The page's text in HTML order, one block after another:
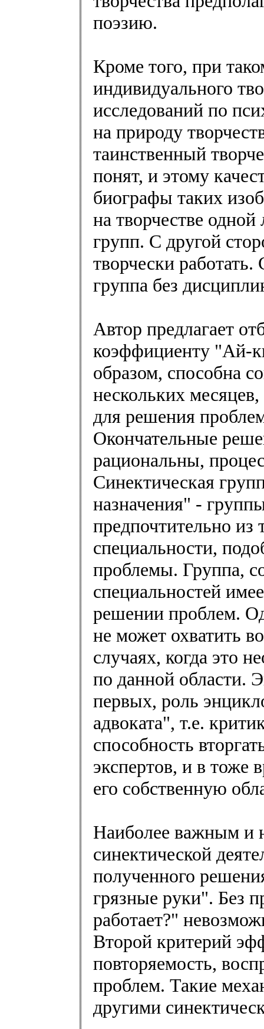
поэзию.
Кроме того, при
индивидуального
исследований по
на природу
таинственный
понят, и этому
биографы таких
на творчестве
групп. С другой
творчески
группа без
Автор предлагает
коэффициенту "Ай-
образом, способна
нескольких
для решения
Окончательные
рациональны,
Синектическая
назначения" -
предпочтительно из
специальности,
проблемы. Группа,
специальностей
решении проблем.
не может охватить
случаях, когда это
по данной области.
первых, роль
адвоката", т.е.
способность
экспертов, и в тоже
его собственную
Наиболее важным и
синектической
полученного
грязные руки". Без
работает?"
Второй критерий
повторяемость,
проблем. Такие
другими